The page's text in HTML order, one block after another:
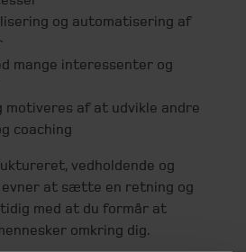
og automatisering af
mange interessenter og
af at udvikle andre
coaching
vedholdende og
at sætte en retning og
med at du formår at
omkring dig.